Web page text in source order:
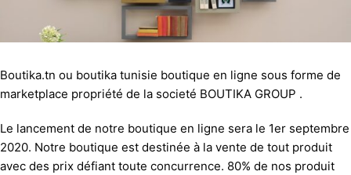
Boutika.tn ou boutika tunisie boutique en ligne sous forme de
marketplace propriété de la societé BOUTIKA GROUP .
Le lancement de notre boutique en ligne sera le 1er septembre
2020. Notre boutique est destinée à la vente de tout produit
avec des prix défiant toute concurrence. 80% de nos produit